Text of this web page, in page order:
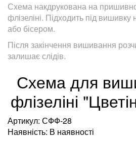
Схема накдрукована на
флізеліні. Підходить під
або бісером.
Після закінчення вишивання
залишає слідів.
Схема для
флізеліні
Артикул: СФФ-28
Наявність: В наявності